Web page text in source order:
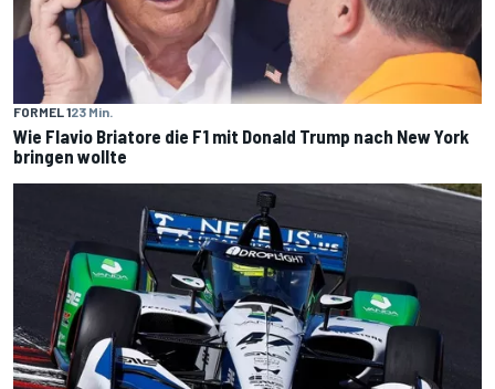
FORMEL 123 Min.
Wie Flavio Briatore die F1 mit Donald Trump nach New York
bringen wollte